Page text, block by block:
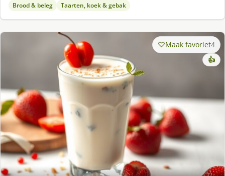
Brood & beleg Taarten, koek & gebak
Maak favoriet4
👍